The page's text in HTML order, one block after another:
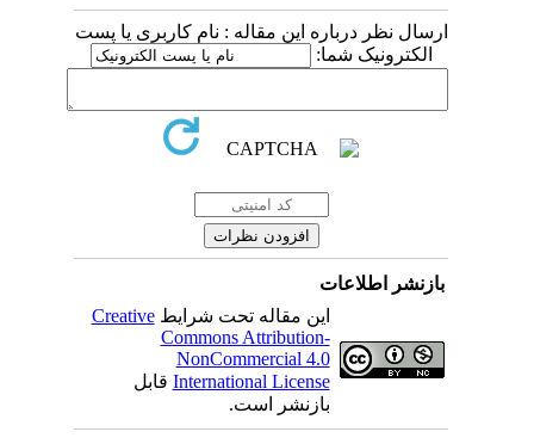
ارسال نظر درباره این مقاله : نام کاربری یا پست
الکترونیک شما:
بازنشر اطلاعات
این مقاله تحت شرایطCreative
Commons Attribution-
NonCommercial 4.0
International Licenseقابل
بازنشر است.